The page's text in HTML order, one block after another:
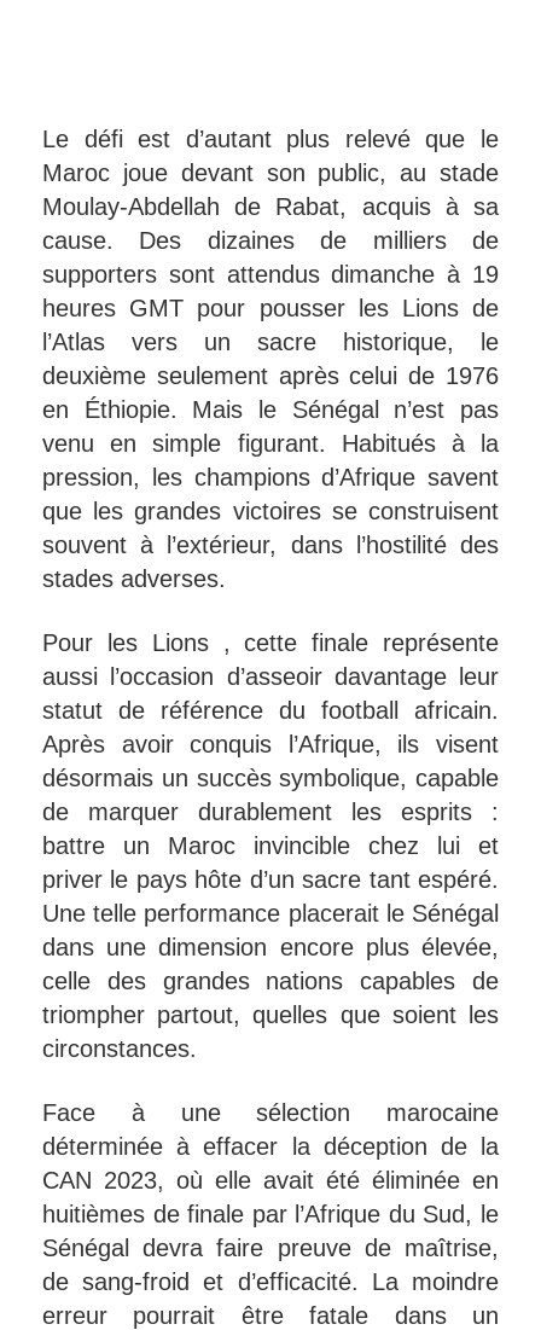
Le défi est d’autant plus relevé que le
Maroc joue devant son public, au stade
Moulay-Abdellah de Rabat, acquis à sa
cause. Des dizaines de milliers de
supporters sont attendus dimanche à 19
heures GMT pour pousser les Lions de
l’Atlas vers un sacre historique, le
deuxième seulement après celui de 1976
en Éthiopie. Mais le Sénégal n’est pas
venu en simple figurant. Habitués à la
pression, les champions d’Afrique savent
que les grandes victoires se construisent
souvent à l’extérieur, dans l’hostilité des
stades adverses.
Pour les Lions , cette finale représente
aussi l’occasion d’asseoir davantage leur
statut de référence du football africain.
Après avoir conquis l’Afrique, ils visent
désormais un succès symbolique, capable
de marquer durablement les esprits :
battre un Maroc invincible chez lui et
priver le pays hôte d’un sacre tant espéré.
Une telle performance placerait le Sénégal
dans une dimension encore plus élevée,
celle des grandes nations capables de
triompher partout, quelles que soient les
circonstances.
Face à une sélection marocaine
déterminée à effacer la déception de la
CAN 2023, où elle avait été éliminée en
huitièmes de finale par l’Afrique du Sud, le
Sénégal devra faire preuve de maîtrise,
de sang-froid et d’efficacité. La moindre
erreur pourrait être fatale dans un